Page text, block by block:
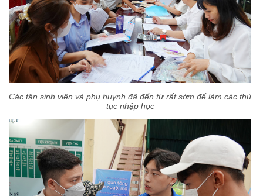
Các tân sinh viên và phụ huynh đã đến từ rất sớm để làm các thủ
tục nhập học